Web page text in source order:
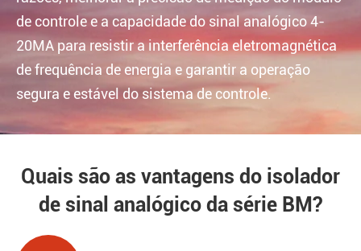
de controle e a capacidade do sinal analógico 4-
20MA para resistir a interferência eletromagnética
de frequência de energia e garantir a operação
segura e estável do sistema de controle.
Quais são as vantagens do isolador
de sinal analógico da série BM?